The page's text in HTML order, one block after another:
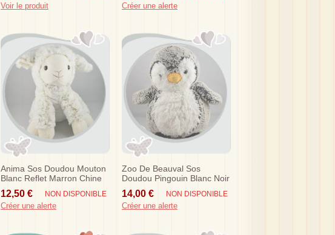
Voir le produit Créer une alerte
Anima Sos Doudou Mouton
Blanc Reflet Marron Chine
Animadoo
12,50 € NON DISPONIBLE
Créer une alerte
Zoo De Beauval Sos
Doudou Pingouin Blanc Noir
14,00 € NON DISPONIBLE
Créer une alerte